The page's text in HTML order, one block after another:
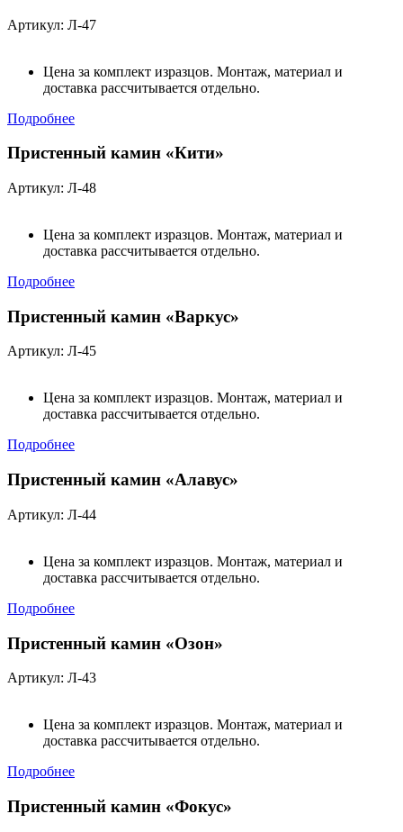
Артикул: Л-47
Цена за комплект изразцов. Монтаж, материал и
доставка рассчитывается отдельно.
Подробнее
Пристенный камин «Кити»
Артикул: Л-48
Цена за комплект изразцов. Монтаж, материал и
доставка рассчитывается отдельно.
Подробнее
Пристенный камин «Варкус»
Артикул: Л-45
Цена за комплект изразцов. Монтаж, материал и
доставка рассчитывается отдельно.
Подробнее
Пристенный камин «Алавус»
Артикул: Л-44
Цена за комплект изразцов. Монтаж, материал и
доставка рассчитывается отдельно.
Подробнее
Пристенный камин «Озон»
Артикул: Л-43
Цена за комплект изразцов. Монтаж, материал и
доставка рассчитывается отдельно.
Подробнее
Пристенный камин «Фокус»